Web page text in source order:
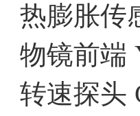
热膨胀传
物镜前端
转速探头